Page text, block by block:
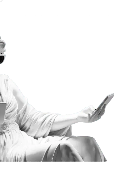
e-commerce
produkcyjne